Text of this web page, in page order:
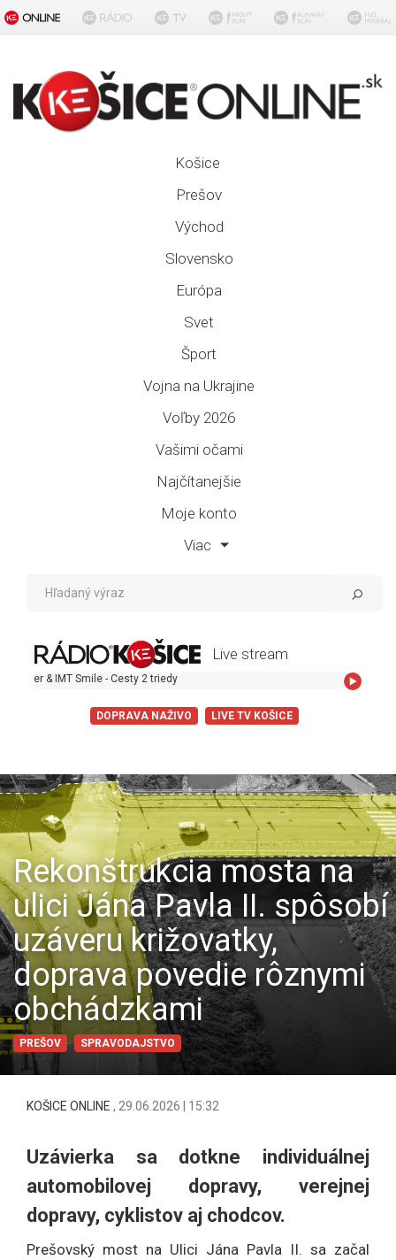
Košice
Prešov
Východ
Slovensko
Európa
Svet
Šport
Vojna na Ukrajine
Voľby 2026
Vašimi očami
Najčítanejšie
Moje konto
Viac
Live stream
Smile - Cesty 2 triedy
DOPRAVA NAŽIVO LIVE TV KOŠICE
Rekonštrukcia mosta na
ulici Jána Pavla II. spôsobí
uzáveru križovatky,
doprava povedie rôznymi
obchádzkami
PREŠOV SPRAVODAJSTVO
KOŠICE ONLINE , 29.06.2026 | 15:32
Uzávierka sa dotkne individuálnej
automobilovej dopravy, verejnej
dopravy, cyklistov aj chodcov.
Prešovský most na Ulici Jána Pavla II. sa začal